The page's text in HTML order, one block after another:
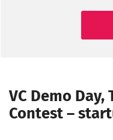
VC Demo Day,
Contest –